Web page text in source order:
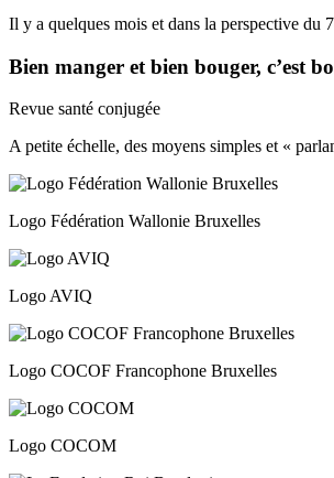
Il y a quelques mois et dans la perspective
Bien manger et bien bouger, c’est
Revue santé conjugée
A petite échelle, des moyens simples et «
Logo Fédération Wallonie Bruxelles
Logo AVIQ
Logo COCOF Francophone Bruxelles
Logo COCOM